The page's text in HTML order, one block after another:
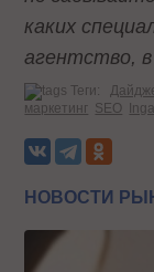
каких
агентство,
Теги:
маркетинг SEO
НОВОСТИ